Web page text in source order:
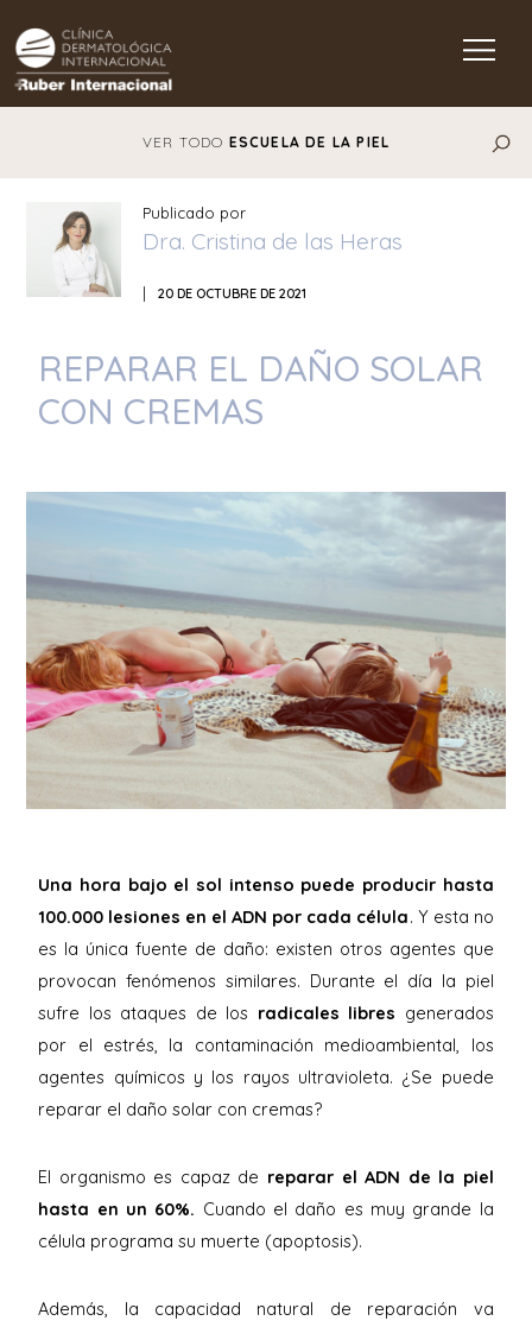
Main Navigation
VER TODO ESCUELA DE LA PIEL
Publicado por
Dra. Cristina de las Heras
| 20 DE OCTUBRE DE 2021
REPARAR EL DAÑO SOLAR
CON CREMAS
Una hora bajo el sol intenso puede producir hasta
100.000 lesiones en el ADN por cada célula. Y esta no
es la única fuente de daño: existen otros agentes que
provocan fenómenos similares. Durante el día la piel
sufre los ataques de los radicales libres generados
por el estrés, la contaminación medioambiental, los
agentes químicos y los rayos ultravioleta. ¿Se puede
reparar el daño solar con cremas?
El organismo es capaz de reparar el ADN de la piel
hasta en un 60%. Cuando el daño es muy grande la
célula programa su muerte (apoptosis).
Además, la capacidad natural de reparación va